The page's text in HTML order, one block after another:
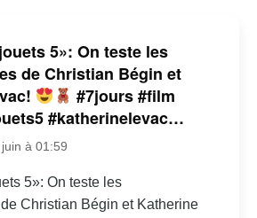
5»: On teste les
de Christian Bégin et
#7jours #film
#katherinelevac…
à 01:59
5»: On teste les
Christian Bégin et Katherine